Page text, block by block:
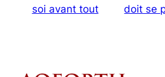
soi avant tout
doit se